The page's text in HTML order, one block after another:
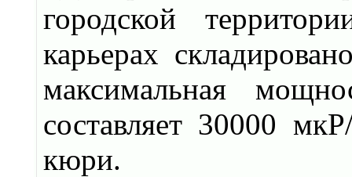
городской
карьерах
максимальная
составляет 30000
кюри.